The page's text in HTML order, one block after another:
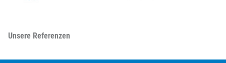
Unsere Referenzen